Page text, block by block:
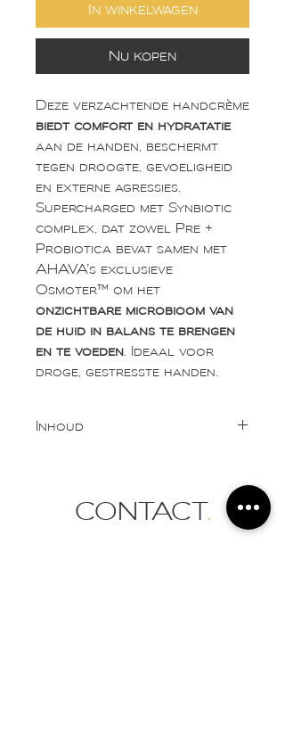
In winkelwagen
Nu kopen
Deze verzachtende handcrème
biedt comfort en hydratatie
aan de handen, beschermt
tegen droogte, gevoeligheid
en externe agressies.
Supercharged met Synbiotic
complex, dat zowel Pre +
Probiotica bevat samen met
AHAVA’s exclusieve
Osmoter™ om het
onzichtbare microbioom van
de huid in balans te brengen
en te voeden. Ideaal voor
droge, gestresste handen.
Inhoud
CONTACT.